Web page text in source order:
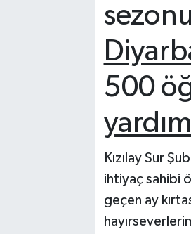
500
Kızılay Sur
ihtiyaç sahibi
geçen ay